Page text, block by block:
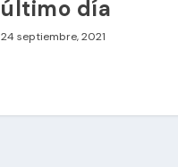
último día
24 septiembre, 2021